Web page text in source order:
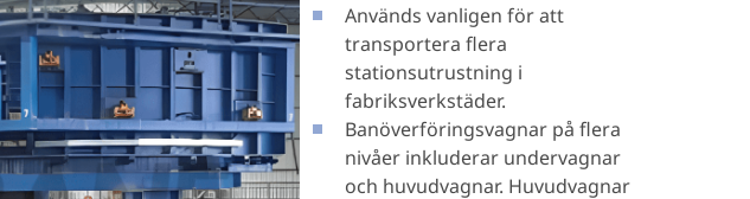
Används vanligen för att
transportera flera
stationsutrustning i
fabriksverkstäder.
Banöverföringsvagnar på flera
nivåer inkluderar undervagnar
och huvudvagnar. Huvudvagnar